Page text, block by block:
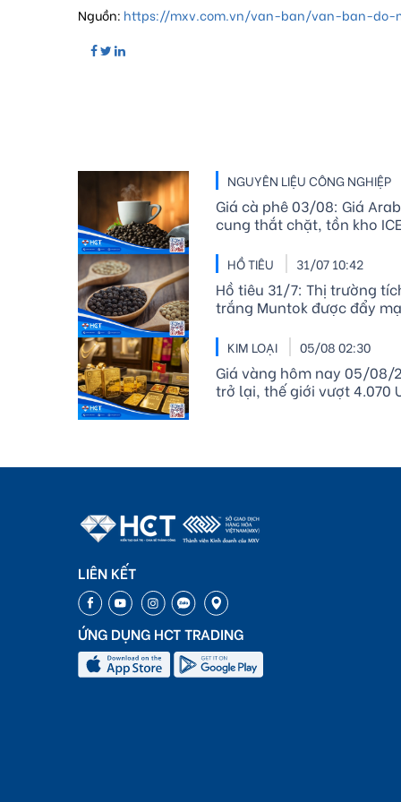
Nguồn: https://mxv.com.vn/van-ban/van-ban-do-
NGUYÊN LIỆU CÔNG NGHIỆP
Giá cà phê 03/08: Giá
cung thắt chặt, tồn kho
HỒ TIÊU 31/07 10:42
Hồ tiêu 31/7: Thị trường
trắng Muntok được đẩy
KIM LOẠI 05/08 02:30
Giá vàng hôm nay 05/08/
trở lại, thế giới vượt 4.070
LIÊN KẾT
ỨNG DỤNG HCT TRADING